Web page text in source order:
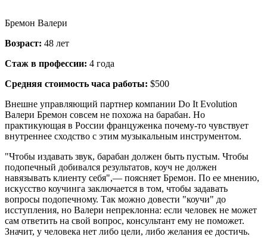
Бремон Валери
Возраст: 48 лет
Стаж в профессии: 4 года
Средняя стоимость часа работы: $500
Внешне управляющий партнер компании Do It Evolution
Валери Бремон совсем не похожа на барабан. Но
практикующая в России француженка почему-то чувствует
внутреннее сходство с этим музыкальным инструментом.
"Чтобы издавать звук, барабан должен быть пустым. Чтобы
подопечный добивался результатов, коуч не должен
навязывать клиенту себя",— поясняет Бремон. По ее мнению,
искусство коучинга заключается в том, чтобы задавать
вопросы подопечному. Так можно довести "коучи" до
исступления, но Валери непреклонна: если человек не может
сам ответить на свой вопрос, консультант ему не поможет.
Значит, у человека нет либо цели, либо желания ее достичь.